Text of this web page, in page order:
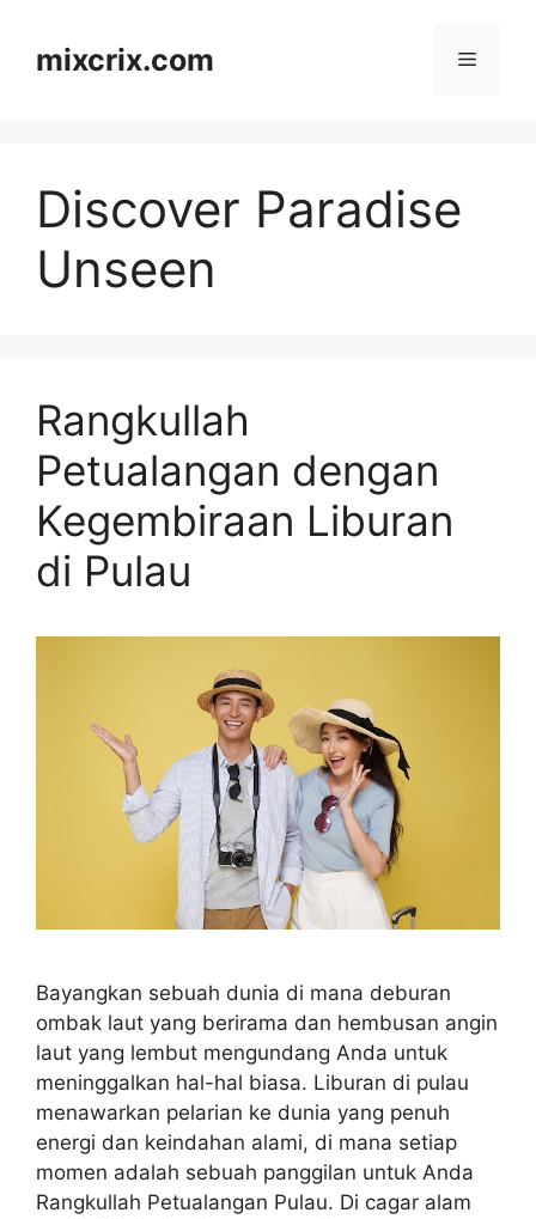
contentmixcrix.com Menu
Discover Paradise
Unseen
Rangkullah
Petualangan dengan
Kegembiraan Liburan
di Pulau
Bayangkan sebuah dunia di mana deburan
ombak laut yang berirama dan hembusan angin
laut yang lembut mengundang Anda untuk
meninggalkan hal-hal biasa. Liburan di pulau
menawarkan pelarian ke dunia yang penuh
energi dan keindahan alami, di mana setiap
momen adalah sebuah panggilan untuk Anda
Rangkullah Petualangan Pulau. Di cagar alam